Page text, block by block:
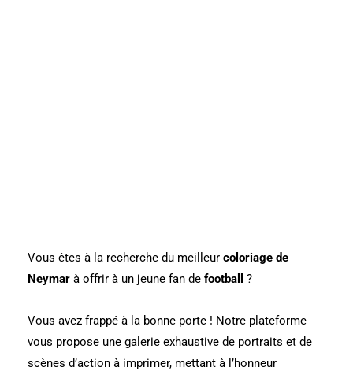
Vous êtes à la recherche du meilleur coloriage de
Neymar à offrir à un jeune fan de football ?
Vous avez frappé à la bonne porte ! Notre plateforme
vous propose une galerie exhaustive de portraits et de
scènes d’action à imprimer, mettant à l’honneur